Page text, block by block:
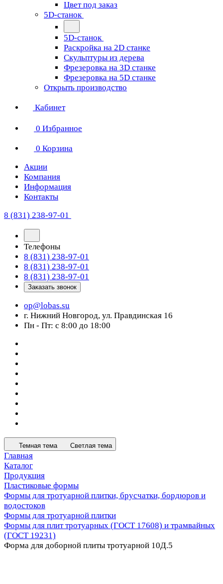
Цвет под заказ
5D-станок
5D-станок
Раскройка на 2D станке
Скульптуры из дерева
Фрезеровка на 3D станке
Фрезеровка на 5D станке
Открыть производство
Кабинет
0 Избранное
0 Корзина
Акции
Компания
Информация
Контакты
8 (831) 238-97-01
Телефоны
8 (831) 238-97-01
8 (831) 238-97-01
8 (831) 238-97-01
Заказать звонок
op@lobas.su
г. Нижний Новгород, ул. Правдинская 16
Пн - Пт: с 8:00 до 18:00
Темная тема Светлая тема
Главная
Каталог
Продукция
Пластиковые формы
Формы для тротуарной плитки, брусчатки, бордюров и
водостоков
Формы для тротуарной плитки
Формы для плит тротуарных (ГОСТ 17608) и трамвайных
(ГОСТ 19231)
Форма для доборной плиты тротуарной 10Д.5